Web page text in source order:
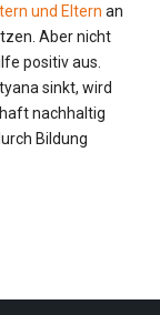
und Eltern an
Aber nicht
positiv aus.
sinkt, wird
nachhaltig
Bildung